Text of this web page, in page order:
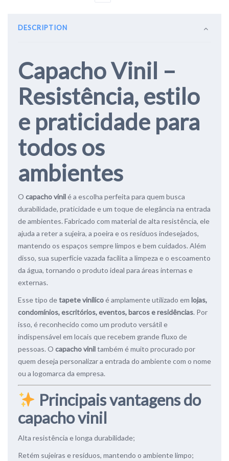
DESCRIPTION
Capacho Vinil –
Resistência, estilo
e praticidade para
todos os
ambientes
O capacho vinilé a escolha perfeita para quem busca
durabilidade, praticidade e um toque de elegância na entrada
de ambientes. Fabricado com material de alta resistência, ele
ajuda a reter a sujeira, a poeira e os resíduos indesejados,
mantendo os espaços sempre limpos e bem cuidados. Além
disso, sua superfície vazada facilita a limpeza e o escoamento
da água, tornando o produto ideal para áreas internas e
externas.
Esse tipo detapete vinílicoé amplamente utilizado em lojas,
condomínios, escritórios, eventos, barcos e residências. Por
isso, é reconhecido como um produto versátil e
indispensável em locais que recebem grande fluxo de
pessoas. O capacho viniltambém é muito procurado por
quem deseja personalizar a entrada do ambiente com o nome
ou a logomarca da empresa.
Principais vantagens do
capacho vinil
Alta resistência e longa durabilidade;
Retém sujeiras e resíduos, mantendo o ambiente limpo;